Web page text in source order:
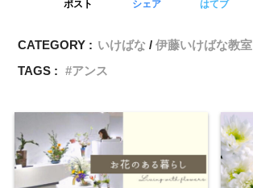
ポスト シェア はてブ
CATEGORY : いけばな
伊藤いけばな教室
TAGS :
アンス